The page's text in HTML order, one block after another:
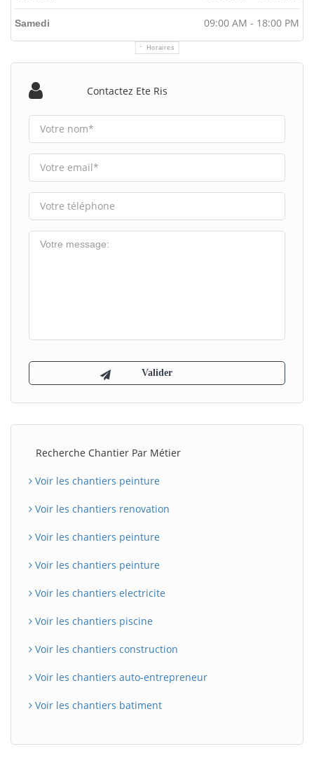
Horaires
Samedi 09:00 AM - 18:00 PM
Contactez Ete Ris
Recherche Chantier Par Métier
Voir les chantiers peinture
Voir les chantiers renovation
Voir les chantiers peinture
Voir les chantiers peinture
Voir les chantiers electricite
Voir les chantiers piscine
Voir les chantiers construction
Voir les chantiers auto-entrepreneur
Voir les chantiers batiment